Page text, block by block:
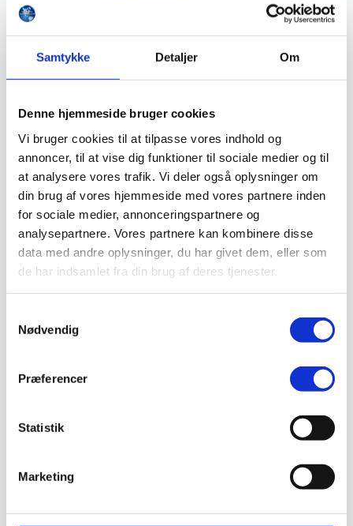
Samtykke Detaljer Om
Denne hjemmeside bruger cookies
Vi bruger cookies til at tilpasse vores indhold og
annoncer, til at vise dig funktioner til sociale medier og til
at analysere vores trafik. Vi deler også oplysninger om
din brug af vores hjemmeside med vores partnere inden
for sociale medier, annonceringspartnere og
analysepartnere. Vores partnere kan kombinere disse
data med andre oplysninger, du har givet dem, eller som
de har indsamlet fra din brug af deres tjenester.
Nødvendig
Præferencer
Statistik
Marketing
Handsker
Hygiejne
Kemi håndtering
Plejeprodukter
Såler
Sandal
Sko
Støvlet
Valg af sikkerhedssko
Skadedyrsbekæmpelse
Skilte
Advarselsskilte
Brandskilte
Cykeloprydning
Forbudsskilte
Henvisningsskilte
Vejmaling